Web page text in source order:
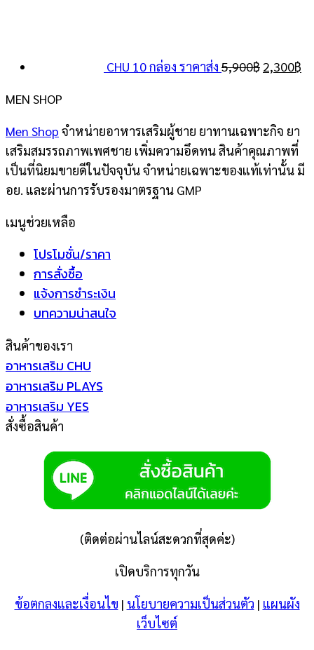
CHU 10 กล่อง ราคาส่ง 5,900฿5,900฿.
2,300฿
MEN SHOP
Men Shop จำหน่ายอาหารเสริมผู้ชาย ยาทานเฉพาะกิจ ยา
เสริมสมรรถภาพเพศชาย เพิ่มความอึดทน สินค้าคุณภาพที่
เป็นที่นิยมขายดีในปัจจุบัน จำหน่ายเฉพาะของแท้เท่านั้น มี
อย. และผ่านการรับรองมาตรฐาน GMP
เมนูช่วยเหลือ
โปรโมชั่น/ราคา
การสั่งซื้อ
แจ้งการชำระเงิน
บทความน่าสนใจ
สินค้าของเรา
อาหารเสริม CHU
อาหารเสริม PLAYS
อาหารเสริม YES
สั่งซื้อสินค้า
(ติดต่อผ่านไลน์สะดวกที่สุดค่ะ)
เปิดบริการทุกวัน
ข้อตกลงและเงื่อนไข | นโยบายความเป็นส่วนตัว | แผนผัง
เว็บไซต์